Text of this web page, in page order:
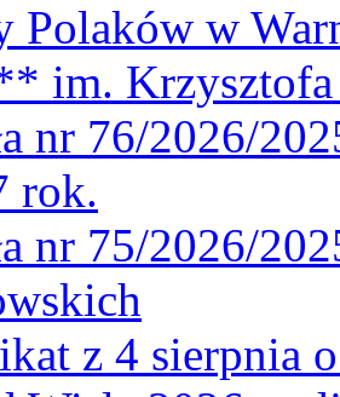
Polaków w
im. Krzysztofa
nr 76/2026/
rok.
nr 75/2026/
z 4 sierpnia